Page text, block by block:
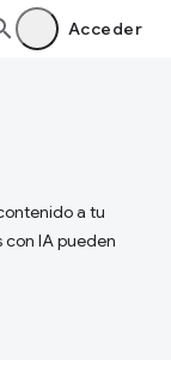
Acceder
a tu
IA pueden